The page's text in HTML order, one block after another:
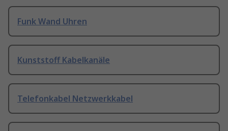
Funk Wand Uhren
Kunststoff Kabelkanäle
Telefonkabel Netzwerkkabel